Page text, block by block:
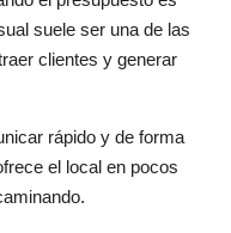
suele ser una de las
clientes y generar
rápido y de forma
el local en pocos